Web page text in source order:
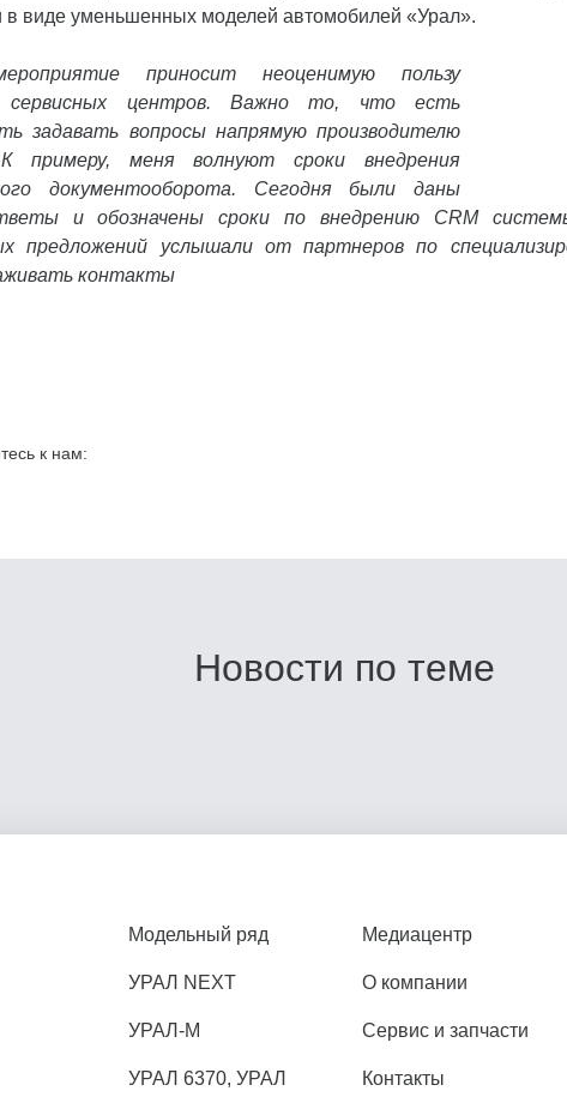
в виде уменьшенных моделей автомобилей «Урал».
приносит неоценимую пользу
сервисных центров. Важно то, что есть
задавать вопросы напрямую производителю
примеру, меня волнуют сроки внедрения
документооборота. Сегодня были даны
и обозначены сроки по внедрению CRM
предложений услышали от партнеров по
контакты
к нам:
Новости по теме
Модельный ряд
УРАЛ NEXT
УРАЛ-М
УРАЛ 6370, УРАЛ
Медиацентр
О компании
Сервис и запчасти
Контакты